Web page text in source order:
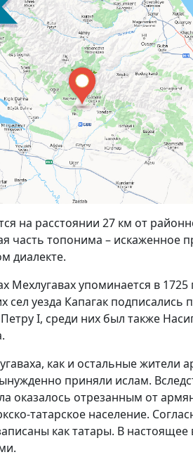
на расстоянии 27 км от
часть топонима – искаженное
диалекте.
Мехлугавах упоминается в 1725
сел уезда Капагак
I, среди них был также
как и остальные жители
приняли ислам.
оказалось отрезанным от
татарское население.
как татары. В